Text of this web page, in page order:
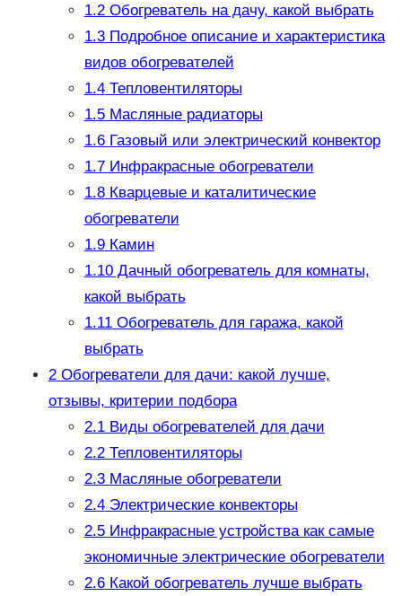
1.2Обогреватель на дачу, какой выбрать
1.3Подробное описание и характеристика
видов обогревателей
1.4Тепловентиляторы
1.5Масляные радиаторы
1.6Газовый или электрический конвектор
1.7Инфракрасные обогреватели
1.8Кварцевые и каталитические
обогреватели
1.9Камин
1.10Дачный обогреватель для комнаты,
какой выбрать
1.11Обогреватель для гаража, какой
выбрать
2Обогреватели для дачи: какой лучше,
отзывы, критерии подбора
2.1Виды обогревателей для дачи
2.2Тепловентиляторы
2.3Масляные обогреватели
2.4Электрические конвекторы
2.5Инфракрасные устройства как самые
экономичные электрические обогреватели
2.6Какой обогреватель лучше выбрать